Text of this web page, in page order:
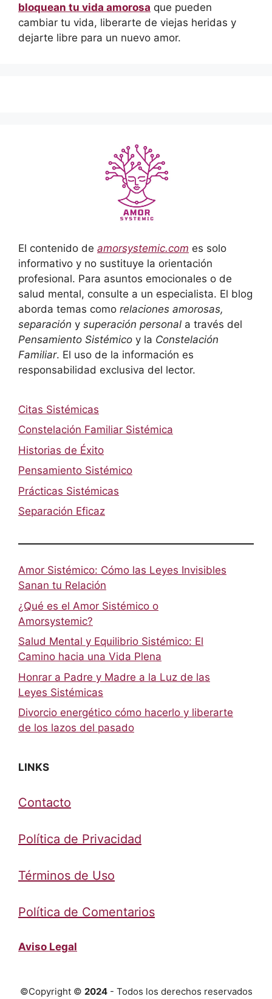
bloquean tu vida amorosa que pueden
cambiar tu vida, liberarte de viejas heridas y
dejarte libre para un nuevo amor.
El contenido de amorsystemic.com es solo
informativo y no sustituye la orientación
profesional. Para asuntos emocionales o de
salud mental, consulte a un especialista. El blog
aborda temas como relaciones amorosas,
separación y superación personal a través del
Pensamiento Sistémico y la Constelación
Familiar. El uso de la información es
responsabilidad exclusiva del lector.
Citas Sistémicas
Constelación Familiar Sistémica
Historias de Éxito
Pensamiento Sistémico
Prácticas Sistémicas
Separación Eficaz
Amor Sistémico: Cómo las Leyes Invisibles
Sanan tu Relación
¿Qué es el Amor Sistémico o
Amorsystemic?
Salud Mental y Equilibrio Sistémico: El
Camino hacia una Vida Plena
Honrar a Padre y Madre a la Luz de las
Leyes Sistémicas
Divorcio energético cómo hacerlo y liberarte
de los lazos del pasado
LINKS
Contacto
Política de Privacidad
Términos de Uso
Política de Comentarios
Aviso Legal
©Copyright © 2024- Todos los derechos reservados